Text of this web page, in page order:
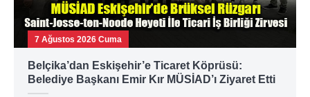
7 Ağustos 2026 Cuma
Belçika’dan Eskişehir’e Ticaret Köprüsü:
Belediye Başkanı Emir Kır MÜSİAD’ı Ziyaret Etti